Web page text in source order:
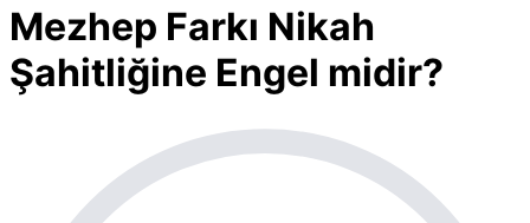
Mezhep Farkı Nikah
Şahitliğine Engel midir?